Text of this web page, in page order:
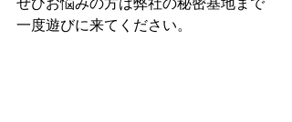
ぜひお悩みの方は弊社の秘密基地まで
一度遊びに来てください。